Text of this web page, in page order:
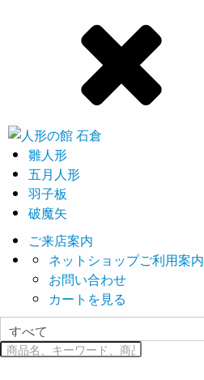
雛人形
五月人形
羽子板
破魔矢
ご来店案内
ネットショップご利用案内
お問い合わせ
カートを見る